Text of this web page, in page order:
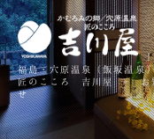
福島・穴原温泉（飯坂温泉
匠のこころ 吉川屋 - お
せ
! 吉川屋のコロ